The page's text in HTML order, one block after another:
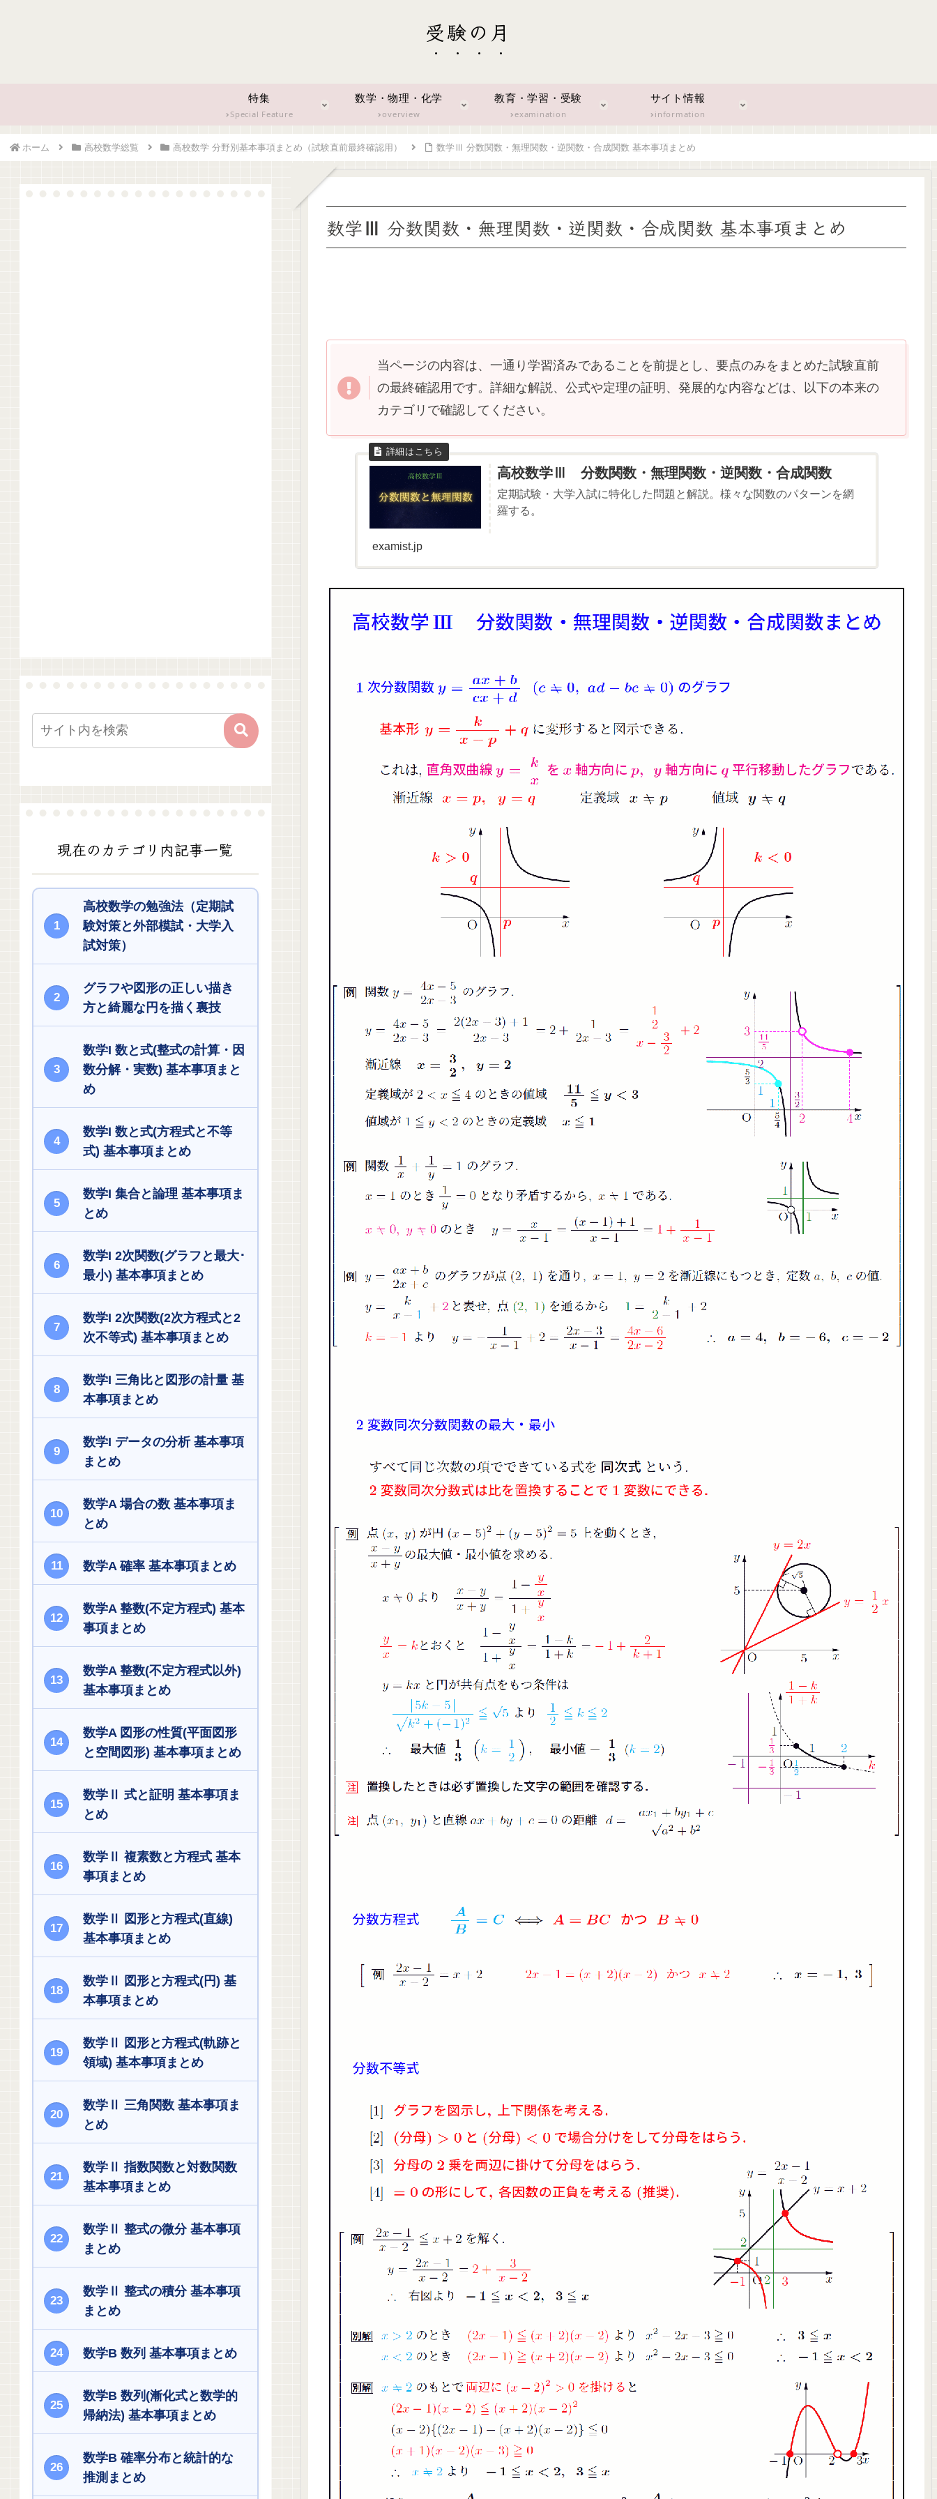
受験の月
特集
Special Feature
数学・物理・化学
overview
教育・学習・受験
examination
サイト情報
information
ホーム 高校数学総覧 高校数学 分野別基本事項まとめ（試験直前最終確認用） 数学Ⅲ 分数関数・無理関数・逆関数・合成関数 基本事項まとめ
数学Ⅲ 分数関数・無理関数・逆関数・合成関数 基本事項まとめ
当ページの内容は、一通り学習済みであることを前提とし、要点のみをまとめた試験直前
の最終確認用です。詳細な解説、公式や定理の証明、発展的な内容などは、以下の本来の
カテゴリで確認してください。
高校数学Ⅲ 分数関数・無理関数・逆関数・合成関数
定期試験・大学入試に特化した問題と解説。様々な関数のパターンを網
羅する。
examist.jp
現在のカテゴリ内記事一覧
高校数学の勉強法（定期試
験対策と外部模試・大学入
試対策）
グラフや図形の正しい描き
方と綺麗な円を描く裏技
数学I 数と式(整式の計算・因
数分解・実数) 基本事項まと
め
数学I 数と式(方程式と不等
式) 基本事項まとめ
数学I 集合と論理 基本事項ま
とめ
数学I 2次関数(グラフと最大･
最小) 基本事項まとめ
数学I 2次関数(2次方程式と2
次不等式) 基本事項まとめ
数学I 三角比と図形の計量 基
本事項まとめ
数学I データの分析 基本事項
まとめ
数学A 場合の数 基本事項ま
とめ
数学A 確率 基本事項まとめ
数学A 整数(不定方程式) 基本
事項まとめ
数学A 整数(不定方程式以外)
基本事項まとめ
数学A 図形の性質(平面図形
と空間図形) 基本事項まとめ
数学Ⅱ 式と証明 基本事項ま
とめ
数学Ⅱ 複素数と方程式 基本
事項まとめ
数学Ⅱ 図形と方程式(直線)
基本事項まとめ
数学Ⅱ 図形と方程式(円) 基
本事項まとめ
数学Ⅱ 図形と方程式(軌跡と
領域) 基本事項まとめ
数学Ⅱ 三角関数 基本事項ま
とめ
数学Ⅱ 指数関数と対数関数
基本事項まとめ
数学Ⅱ 整式の微分 基本事項
まとめ
数学Ⅱ 整式の積分 基本事項
まとめ
数学B 数列 基本事項まとめ
数学B 数列(漸化式と数学的
帰納法) 基本事項まとめ
数学B 確率分布と統計的な
推測まとめ